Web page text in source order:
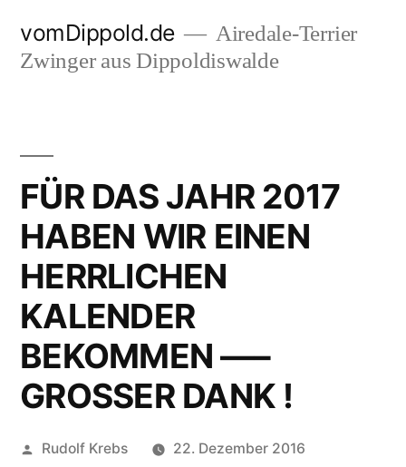
Inhalt
vomDippold.de
Airedale-Terrier
Zwinger aus Dippoldiswalde
FÜR DAS JAHR 2017
HABEN WIR EINEN
HERRLICHEN
KALENDER
BEKOMMEN —–
GROSSER DANK !
Veröffentlicht
Rudolf Krebs 22. Dezember 2016